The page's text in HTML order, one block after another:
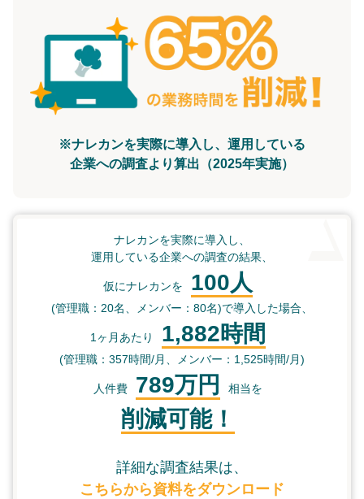
※ナレカンを実際に導入し、運用している
企業への調査より算出（2025年実施）
ナレカンを実際に導入し、
運用している企業への調査の結果、
仮にナレカンを 100人
(管理職：20名、メンバー：80名)で導入した場合、
1ヶ月あたり 1,882時間
(管理職：357時間/月、メンバー：1,525時間/月)
人件費 789万円 相当を
削減可能！
詳細な調査結果は、
こちらから資料をダウンロード